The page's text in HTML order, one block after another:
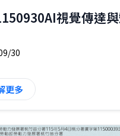
視覺傳達
30
更多